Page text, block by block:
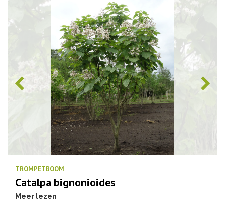
TROMPETBOOM
Catalpa bignonioides
Meer lezen